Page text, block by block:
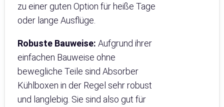
zu einer guten Option für heiße Tage
oder lange Ausflüge.
Robuste Bauweise: Aufgrund ihrer
einfachen Bauweise ohne
bewegliche Teile sind Absorber
Kühlboxen in der Regel sehr robust
und langlebig. Sie sind also gut für